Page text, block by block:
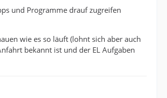
und Programme drauf zugreifen
wie es so läuft (lohnt sich aber auch
bekannt ist und der EL Aufgaben